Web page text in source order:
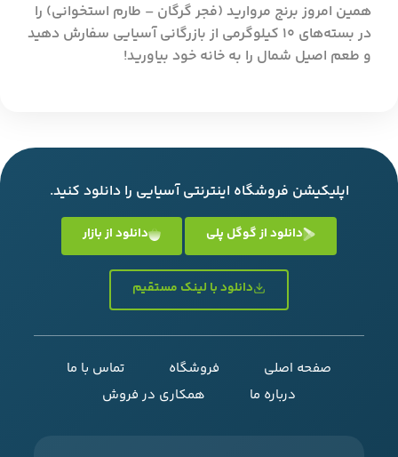
همین امروز برنج مروارید (فجر گرگان – طارم استخوانی) را
در بسته‌های 10 کیلوگرمی از بازرگانی آسیایی سفارش دهید
و طعم اصیل شمال را به خانه خود بیاورید!
اپلیکیشن فروشگاه اینترنتی آسیایی را دانلود کنید.
دانلود از گوگل پلی دانلود از بازار
دانلود با لینک مستقیم
صفحه اصلی فروشگاه
تماس با ما
درباره ما
همکاری در فروش